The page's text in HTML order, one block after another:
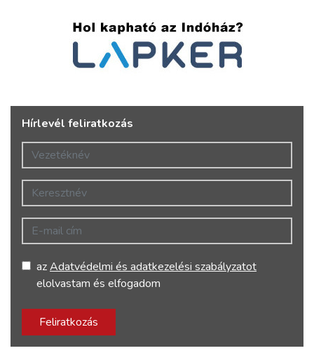
Hírlevél feliratkozás
Vezetéknév
Keresztnév
E-mail cím
azAdatvédelmi és adatkezelési szabályzatot
elolvastam és elfogadom
Feliratkozás